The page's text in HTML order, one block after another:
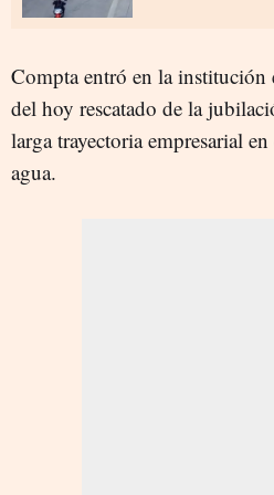
Compta entró en la
del hoy rescatado de la
larga trayectoria empresarial
agua.